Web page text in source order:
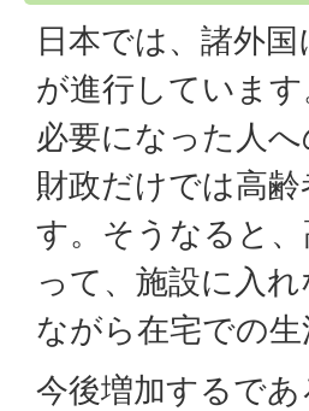
日本では、諸外
が進行していま
必要になった人
財政だけでは高
す。そうなると
って、施設に入
ながら在宅での
今後増加するで